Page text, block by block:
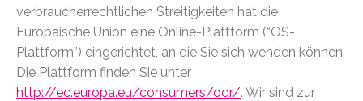
verbraucherrechtlichen Streitigkeiten hat die
Europäische Union eine Online-Plattform (“OS-
Plattform”) eingerichtet, an die Sie sich wenden können.
Die Plattform finden Sie unter
http://ec.europa.eu/consumers/odr/. Wir sind zur